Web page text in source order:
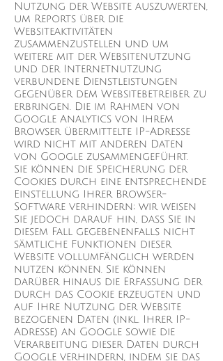
Nutzung der Website auszuwerten,
um Reports über die
Websiteaktivitäten
zusammenzustellen und um
weitere mit der Websitenutzung
und der Internetnutzung
verbundene Dienstleistungen
gegenüber dem Websitebetreiber zu
erbringen. Die im Rahmen von
Google Analytics von Ihrem
Browser übermittelte IP-Adresse
wird nicht mit anderen Daten
von Google zusammengeführt.
Sie können die Speicherung der
Cookies durch eine entsprechende
Einstellung Ihrer Browser-
Software verhindern; wir weisen
Sie jedoch darauf hin, dass Sie in
diesem Fall gegebenenfalls nicht
sämtliche Funktionen dieser
Website vollumfänglich werden
nutzen können. Sie können
darüber hinaus die Erfassung der
durch das Cookie erzeugten und
auf Ihre Nutzung der Website
bezogenen Daten (inkl. Ihrer IP-
Adresse) an Google sowie die
Verarbeitung dieser Daten durch
Google verhindern, indem sie das